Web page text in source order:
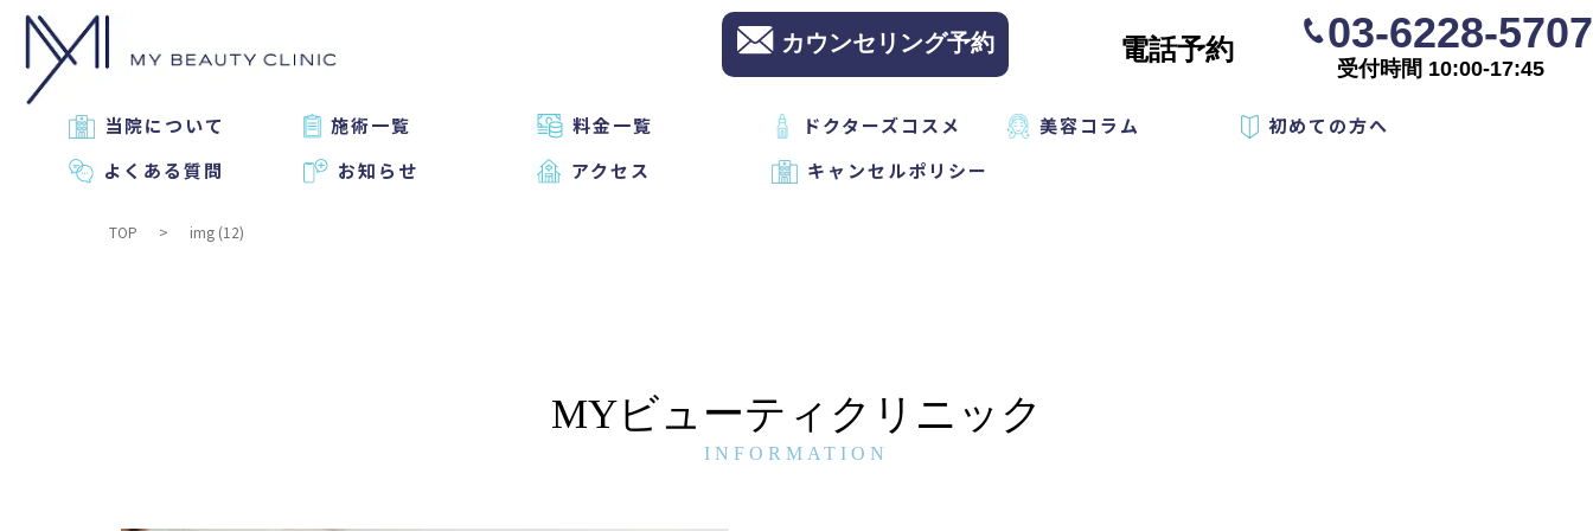
カウンセリング予約 電話予約 03-6228-5707
受付時間 10:00-17:45
当院について 施術一覧 料金一覧 ドクターズコスメ 美容コラム
初めての方へ
よくある質問
お知らせ アクセス キャンセルポリシー
TOP img (12)
MYビューティクリニック
INFORMATION